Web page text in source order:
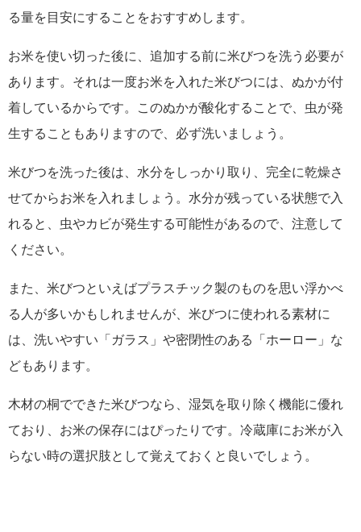
る量を目安にすることをおすすめします。
お米を使い切った後に、追加する前に米びつを洗う必要が
あります。それは一度お米を入れた米びつには、ぬかが付
着しているからです。このぬかが酸化することで、虫が発
生することもありますので、必ず洗いましょう。
米びつを洗った後は、水分をしっかり取り、完全に乾燥さ
せてからお米を入れましょう。水分が残っている状態で入
れると、虫やカビが発生する可能性があるので、注意して
ください。
また、米びつといえばプラスチック製のものを思い浮かべ
る人が多いかもしれませんが、米びつに使われる素材に
は、洗いやすい「ガラス」や密閉性のある「ホーロー」な
どもあります。
木材の桐でできた米びつなら、湿気を取り除く機能に優れ
ており、お米の保存にはぴったりです。冷蔵庫にお米が入
らない時の選択肢として覚えておくと良いでしょう。